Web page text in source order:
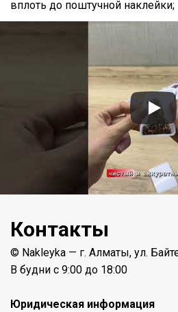
вплоть до поштучной наклейки;
Контакты
© Nakleyka — г. Алматы, ул.
В будни с 9:00 до 18:00
Юридическая информация